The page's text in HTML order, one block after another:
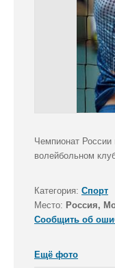
Чемпионат
волейбольном
Категория: Спорт
Место: Россия,
Сообщить об
Ещё фото